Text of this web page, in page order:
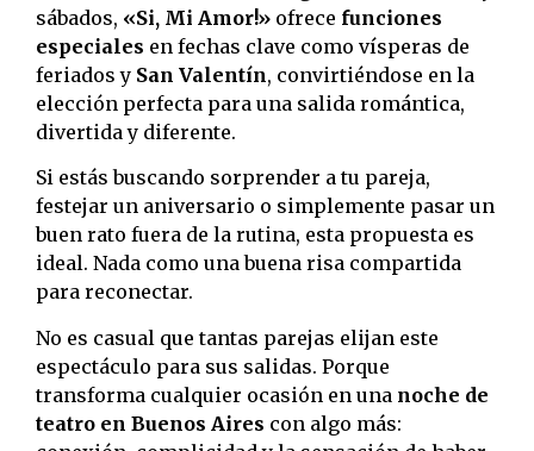
sábados, «Si, Mi Amor!» ofrece funciones
especiales en fechas clave como vísperas de
feriados y San Valentín, convirtiéndose en la
elección perfecta para una salida romántica,
divertida y diferente.
Si estás buscando sorprender a tu pareja,
festejar un aniversario o simplemente pasar un
buen rato fuera de la rutina, esta propuesta es
ideal. Nada como una buena risa compartida
para reconectar.
No es casual que tantas parejas elijan este
espectáculo para sus salidas. Porque
transforma cualquier ocasión en una noche de
teatro en Buenos Aires con algo más: